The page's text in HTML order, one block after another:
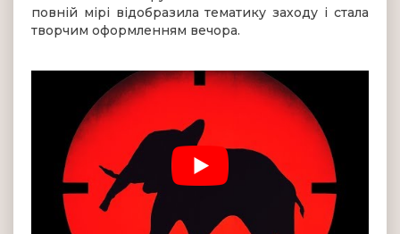
повній мірі відобразила тематику заходу і стала
творчим оформленням вечора.